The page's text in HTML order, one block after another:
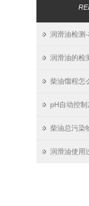
润滑油检测
润滑油的检
柴油馏程怎
柴油总污染
润滑油使用